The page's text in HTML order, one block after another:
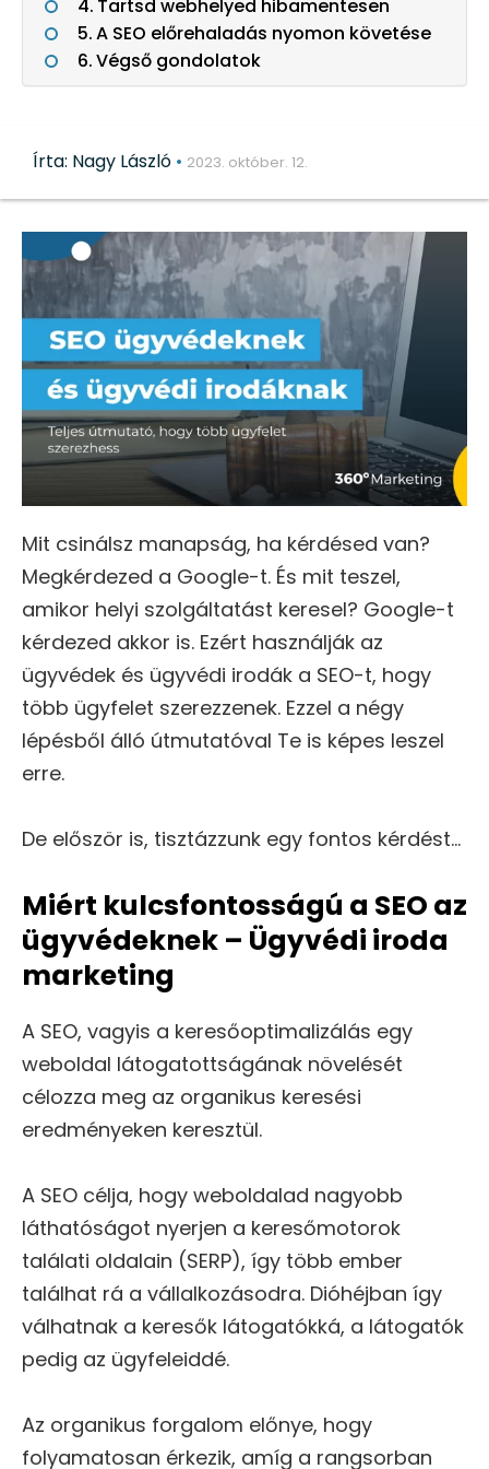
Tartsd webhelyed hibamentesen
A SEO előrehaladás nyomon követése
Végső gondolatok
Írta: Nagy László • 2023. október. 12.
Mit csinálsz manapság, ha kérdésed van?
Megkérdezed a Google-t. És mit teszel,
amikor helyi szolgáltatást keresel? Google-t
kérdezed akkor is. Ezért használják az
ügyvédek és ügyvédi irodák a SEO-t, hogy
több ügyfelet szerezzenek. Ezzel a négy
lépésből álló útmutatóval Te is képes leszel
erre.
De először is, tisztázzunk egy fontos kérdést…
Miért kulcsfontosságú a SEO az
ügyvédeknek – Ügyvédi iroda
marketing
A SEO, vagyis a keresőoptimalizálás egy
weboldal látogatottságának növelését
célozza meg az organikus keresési
eredményeken keresztül.
A SEO célja, hogy weboldalad nagyobb
láthatóságot nyerjen a keresőmotorok
találati oldalain (SERP), így több ember
találhat rá a vállalkozásodra. Dióhéjban így
válhatnak a keresők látogatókká, a látogatók
pedig az ügyfeleiddé.
Az organikus forgalom előnye, hogy
folyamatosan érkezik, amíg a rangsorban